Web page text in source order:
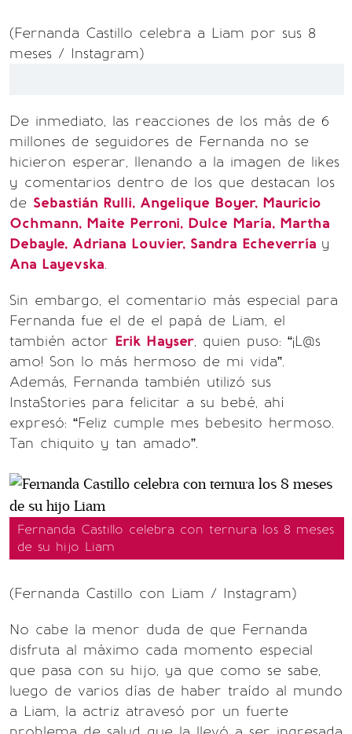
(Fernanda Castillo celebra a Liam por sus 8
meses / Instagram)
De inmediato, las reacciones de los más de 6
millones de seguidores de Fernanda no se
hicieron esperar, llenando a la imagen de likes
y comentarios dentro de los que destacan los
de Sebastián Rulli, Angelique Boyer, Mauricio
Ochmann, Maite Perroni, Dulce María, Martha
Debayle, Adriana Louvier, Sandra Echeverría y
Ana Layevska.
Sin embargo, el comentario más especial para
Fernanda fue el de el papá de Liam, el
también actor Erik Hayser, quien puso: “¡L@s
amo! Son lo más hermoso de mi vida”.
Además, Fernanda también utilizó sus
InstaStories para felicitar a su bebé, ahí
expresó: “Feliz cumple mes bebesito hermoso.
Tan chiquito y tan amado”.
Fernanda Castillo celebra con ternura los 8 meses
de su hijo Liam
(Fernanda Castillo con Liam / Instagram)
No cabe la menor duda de que Fernanda
disfruta al máximo cada momento especial
que pasa con su hijo, ya que como se sabe,
luego de varios días de haber traído al mundo
a Liam, la actriz atravesó por un fuerte